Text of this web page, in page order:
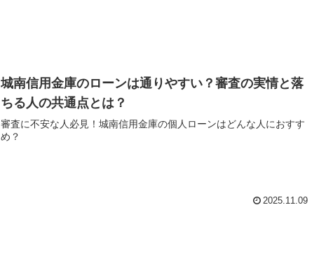
城南信用金庫のローンは通りやすい？審査の実情と落
ちる人の共通点とは？
審査に不安な人必見！城南信用金庫の個人ローンはどんな人におすす
め？
2025.11.09